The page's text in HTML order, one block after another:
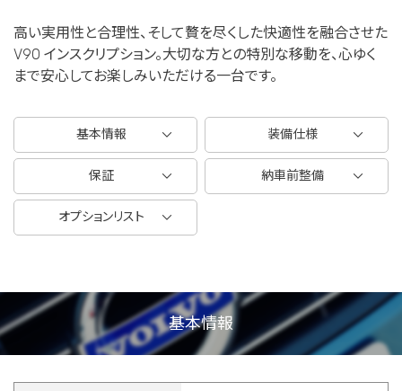
高い実用性と合理性、そして贅を尽くした快適性を融合させた
V90 インスクリプション。大切な方との特別な移動を、心ゆく
まで安心してお楽しみいただける一台です。
基本情報 装備仕様
保証 納車前整備
オプションリスト
基本情報